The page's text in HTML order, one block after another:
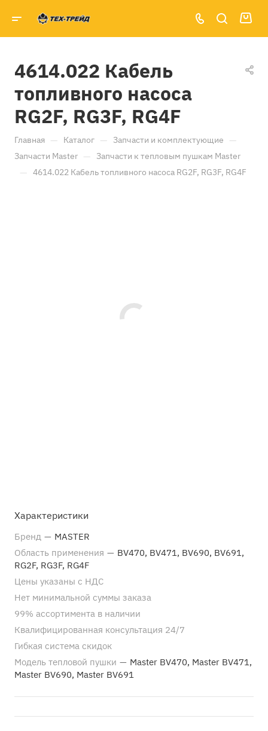
4614.022 Кабель
топливного насоса
RG2F, RG3F, RG4F
Главная — Каталог — Запчасти и комплектующие —
Запчасти Master — Запчасти к тепловым пушкам Master
— 4614.022 Кабель топливного насоса RG2F, RG3F, RG4F
Характеристики
Бренд — MASTER
Область применения — BV470, BV471, BV690, BV691,
RG2F, RG3F, RG4F
Цены указаны с НДС
Нет минимальной суммы заказа
99% ассортимента в наличии
Квалифицированная консультация 24/7
Гибкая система скидок
Модель тепловой пушки — Master BV470, Master BV471,
Master BV690, Master BV691